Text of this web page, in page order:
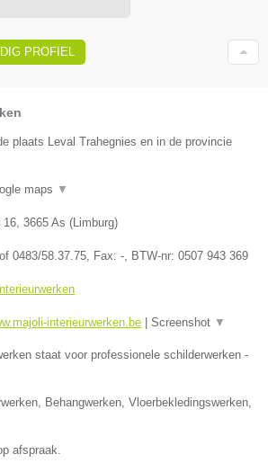
PROFIEL
plaats Leval Trahegnies en in de provincie
maps ▼
16, 3665 As (Limburg)
0483/58.37.75, Fax: -, BTW-nr: 0507 943 369
interieurwerken.be Screenshot ▼
staat voor professionele schilderwerken -
Behangwerken, Vloerbekledingswerken,
afspraak.